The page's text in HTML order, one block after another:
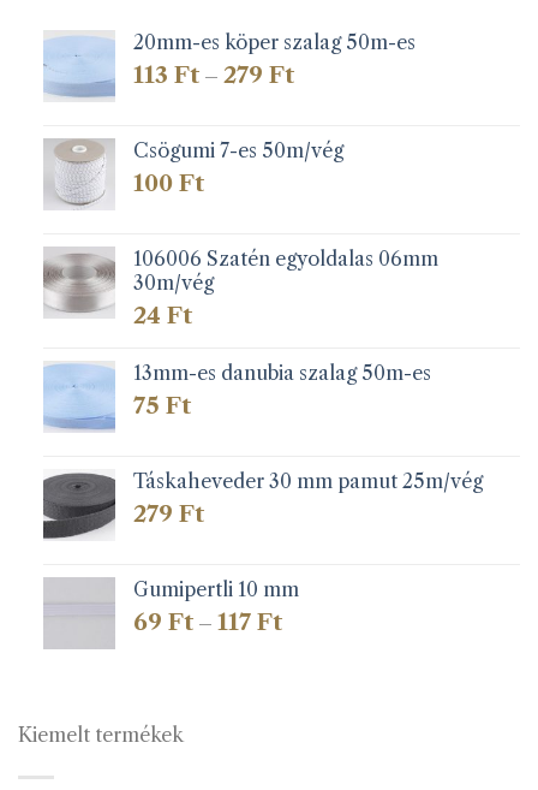
20mm-es köper szalag 50m-es
113 Ft – 279 FtÁrtartomány:
279 Ft
Csögumi 7-es 50m/vég
100 Ft
106006 Szatén egyoldalas 06mm
30m/vég
24 Ft
13mm-es danubia szalag 50m-es
75 Ft
Táskaheveder 30 mm pamut 25m/vég
279 Ft
Gumipertli 10 mm
69 Ft – 117 FtÁrtartomány:
Kiemelt termékek